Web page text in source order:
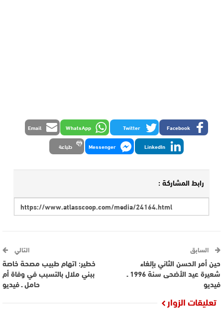
Facebook
Twitter
WhatsApp
Email
LinkedIn
Messenger طباعة
رابط المشاركة :
السابق
حين أمر الحسن الثاني بإلغاء
شعيرة عيد الأضحى سنة 1996 ـ
فيديو
التالي
خطير: اتهام طبيب مصحة خاصة
ببني ملال بالتسبب في وفاة أم
حامل ـ فيديو
تعليقات الزوار